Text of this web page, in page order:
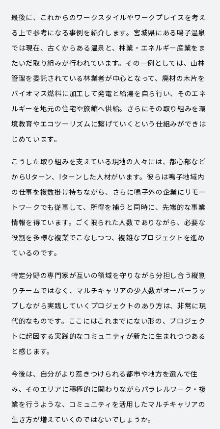
最後に、これからのワークスタイルやワークプレイスを考え
る上で参考になる事例を紹介します。宮城県にある鳴子温泉
では現在、古くからある温泉と、林業・エネルギー産業をま
たいだ取り組みが行われています。その一例としては、山林
管理を委託されている林業者が中心となって、廃材の木片を
バイオマス燃料に加工して発電と給湯を自ら行い、そのエネ
ルギーを地元の住宅や旅館へ供給。さらにその取り組みを環
境教育やエコツーリズムに繋げていくという仕組みができは
じめています。
こうした取り組みを支えている現地の人々には、都心部など
からUターン、Iターンした人材がいます。彼らは鳴子地域内
の仕事を複数掛け持ちながら、さらに鳴子外の企業にリモー
トワークでも従事して、所得を補うと同時に、先端的な事業
情報を得ています。ごく限られた人数でありながら、必要な
役割を多様な複業でこなしつつ、複雑なプロジェクトを進め
ているのです。
特定分野の専門家が互いの領域を守りながら分担し合う縦割
りチームではなく、マルチキャリアの少人数がオーバーラッ
プしながら実践していくプロジェクトのあり方は、非常に現
代的なものです。ここにはこれまでにない形の、プロジェク
トに起因する実践的なコミュニティが新たに生まれつつある
と感じます。
今後は、自分がより惹きつけられる都市や地方を選んで住
み、そのエリアに積極的に関わりながらパラレルワーク・複
業を行うような、コミュニティを活用したマルチキャリアの
生き方が増えていくのではないでしょうか。